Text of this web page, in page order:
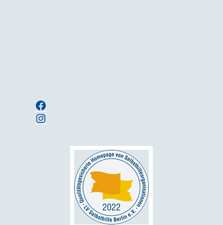
Facebook
Instagram